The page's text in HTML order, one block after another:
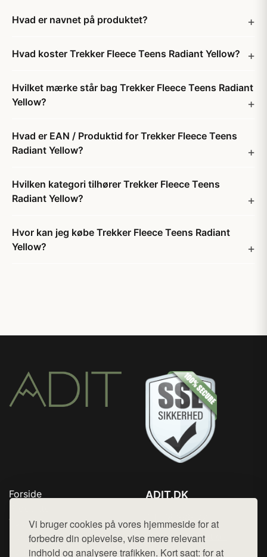
Vi bruger cookies på vores hjemmeside for at
forbedre din oplevelse, vise mere relevant
indhold og analysere trafikken. Kort sagt: for at
Hvad er navnet på produktet?
Hvad koster Trekker Fleece Teens Radiant Yellow?
Hvilket mærke står bag Trekker Fleece Teens Radiant
Yellow?
Hvad er EAN / Produktid for Trekker Fleece Teens
Radiant Yellow?
Hvilken kategori tilhører Trekker Fleece Teens
Radiant Yellow?
Hvor kan jeg købe Trekker Fleece Teens Radiant
Yellow?
Forside
Top Rabatter
Blog
Kontakt
ADIT.DK
Mail: hej@want.dk